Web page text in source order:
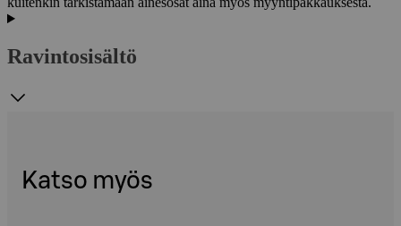
Ravintosisältö
Katso myös